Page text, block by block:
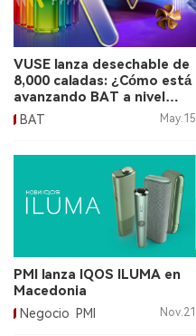
PRODUCTO
REGULACIÓN
CHINA
VUSE lanza desechable de
8,000 caladas: ¿Cómo está
avanzando BAT a nivel
mundial?
BAT May.15
PMI lanza IQOS ILUMA en
Macedonia
Negocio PMI Nov.21